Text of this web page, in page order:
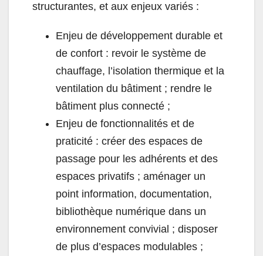
structurantes, et aux enjeux variés :
Enjeu de développement durable et
de confort : revoir le système de
chauffage, l’isolation thermique et la
ventilation du bâtiment ; rendre le
bâtiment plus connecté ;
Enjeu de fonctionnalités et de
praticité : créer des espaces de
passage pour les adhérents et des
espaces privatifs ; aménager un
point information, documentation,
bibliothèque numérique dans un
environnement convivial ; disposer
de plus d’espaces modulables ;